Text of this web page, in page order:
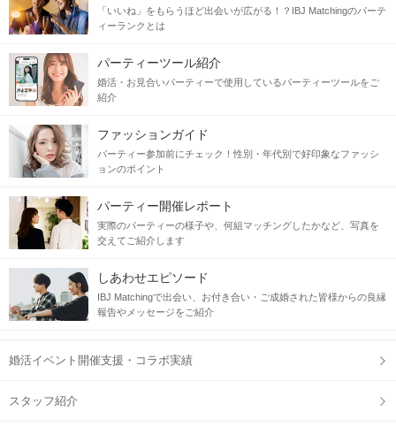
「いいね」をもらうほど出会いが広がる！？IBJ Matchingのパーテ
ィーランクとは
パーティーツール紹介
婚活・お見合いパーティーで使用しているパーティーツールをご
紹介
ファッションガイド
パーティー参加前にチェック！性別・年代別で好印象なファッシ
ョンのポイント
パーティー開催レポート
実際のパーティーの様子や、何組マッチングしたかなど、写真を
交えてご紹介します
しあわせエピソード
IBJ Matchingで出会い、お付き合い・ご成婚された皆様からの良縁
報告やメッセージをご紹介
婚活イベント開催支援・コラボ実績
スタッフ紹介